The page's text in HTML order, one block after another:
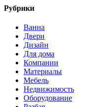
Рубрики
Ванна
Двери
Дизайн
Для дома
Компании
Материалы
Мебель
Недвижимость
Оборудование